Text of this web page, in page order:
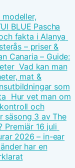
modeller,
BLUE Pascha
fakta i Alanya
– priser &
Canaria – Guide:
Vad kan man
mat &
som
Hur vet man om
och
säsong 3 av The
Premiär 16 juli
2026 – in-ear
har en